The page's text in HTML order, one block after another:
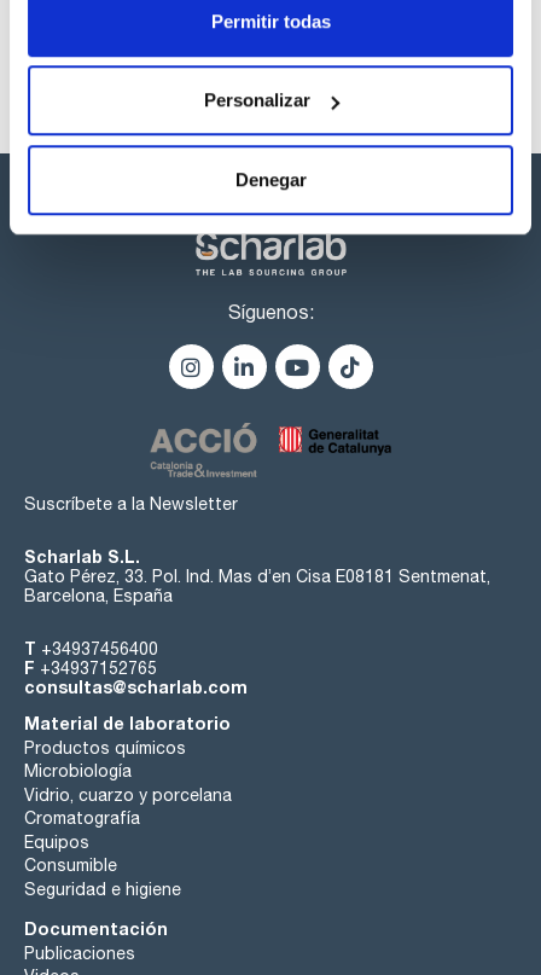
Permitir todas
Personalizar
Denegar
Especificaciones modelo FTA-2i:
- Sensor de nivel de líquido con apagado automático e
indicación de alarma sonora
- Matraz trampa de polipropileno autoclavable de 2 l para la
recogida de aspirado de matraces de reacción o microplacas
- Soporte de tubos convenientemente ubicado en el lado
derecho, con capacidad para dos tubos de 1,5-2 ml
- El control de regulación de vacío permite al usuario
- Dim. AnxAlxPr (mm): 185x390x290
Síguenos:
Suscríbete a la Newsletter
Scharlab S.L.
Gato Pérez, 33. Pol. Ind. Mas d’en Cisa E08181 Sentmenat,
Barcelona, España
T +34937456400
F +34937152765
consultas@scharlab.com
Material de laboratorio
Productos químicos
Microbiología
Vidrio, cuarzo y porcelana
Cromatografía
Equipos
Consumible
Seguridad e higiene
Documentación
Publicaciones